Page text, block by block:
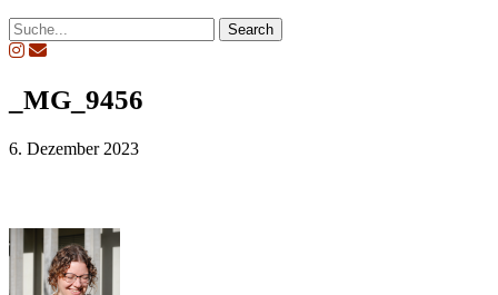
Search
_MG_9456
6. Dezember 2023